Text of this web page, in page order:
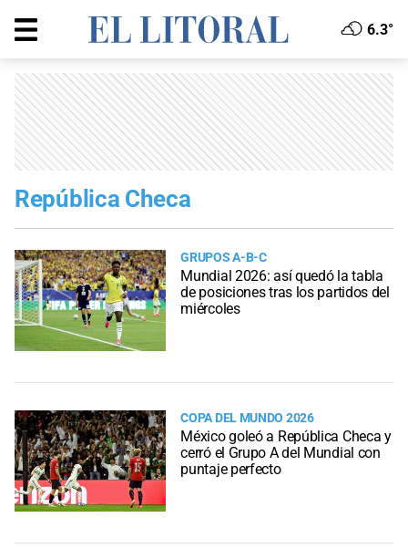
6.3°
República Checa
GRUPOS A-B-C
Mundial 2026: así quedó la tabla
de posiciones tras los partidos del
miércoles
COPA DEL MUNDO 2026
México goleó a República Checa y
cerró el Grupo A del Mundial con
puntaje perfecto